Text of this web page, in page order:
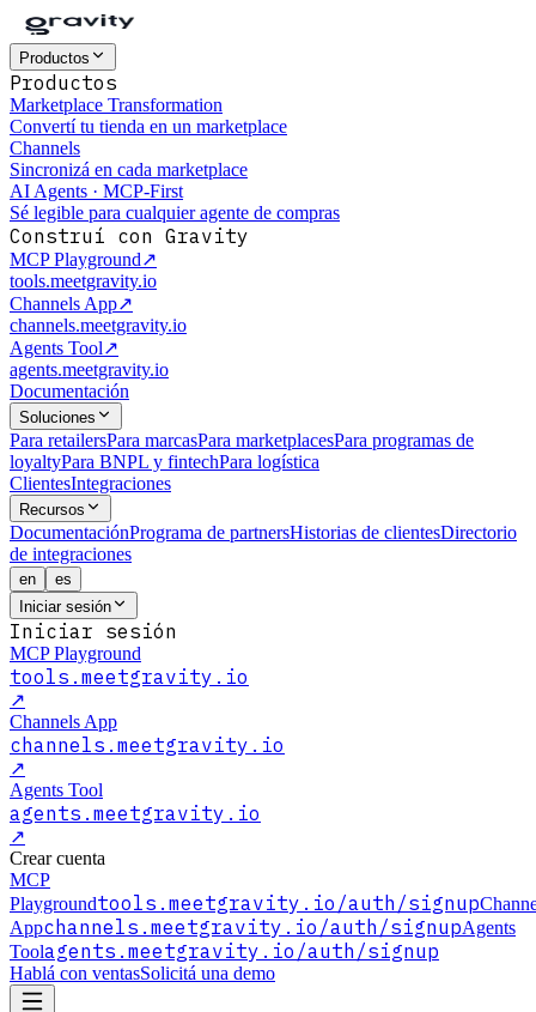
Productos
Productos
Marketplace Transformation
Convertí tu tienda en un marketplace
Channels
Sincronizá en cada marketplace
AI Agents · MCP-First
Sé legible para cualquier agente de compras
Construí con Gravity
MCP Playground↗
tools.meetgravity.io
Channels App↗
channels.meetgravity.io
Agents Tool↗
agents.meetgravity.io
Documentación
Soluciones
Para retailersPara marcasPara marketplacesPara programas de
loyaltyPara BNPL y fintechPara logística
ClientesIntegraciones
Recursos
DocumentaciónPrograma de partnersHistorias de clientesDirectorio
de integraciones
en
es
Iniciar sesión
Iniciar sesión
MCP Playground
tools.meetgravity.io
↗
Channels App
channels.meetgravity.io
↗
Agents Tool
agents.meetgravity.io
↗
Crear cuenta
MCP
Playgroundtools.meetgravity.io /auth/signup
Appchannels.meetgravity.io /auth/signupAgents
Toolagents.meetgravity.io /auth/signup
Hablá con ventasSolicitá una demo